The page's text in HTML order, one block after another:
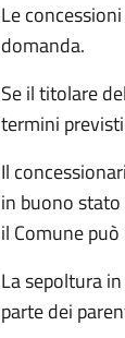
Le
domanda.
Se il titolare
termini
Il
in buono
il Comune
La sepoltura
parte dei